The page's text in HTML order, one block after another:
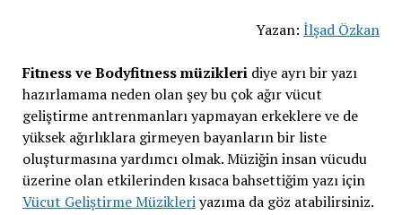
Yazan:İlşad Özkan
Fitness ve Bodyfitness müzikleridiye ayrı bir yazı
hazırlamama neden olan şey bu çok ağır vücut
geliştirme antrenmanları yapmayan erkeklere ve de
yüksek ağırlıklara girmeyen bayanların bir liste
oluşturmasına yardımcı olmak. Müziğin insan vücudu
üzerine olan etkilerinden kısaca bahsettiğim yazı için
Vücut Geliştirme Müzikleriyazıma da göz atabilirsiniz.